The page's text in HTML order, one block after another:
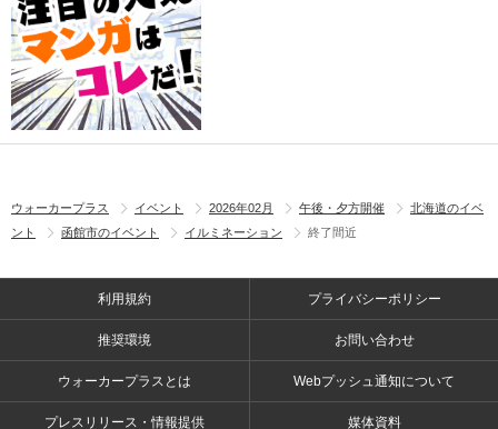
ウォーカープラス イベント 2026年02月 午後・夕方開催
北海道のイベ
ント
函館市のイベント イルミネーション 終了間近
利用規約 プライバシーポリシー
推奨環境 お問い合わせ
ウォーカープラスとは Webプッシュ通知について
プレスリリース・情報提供 媒体資料